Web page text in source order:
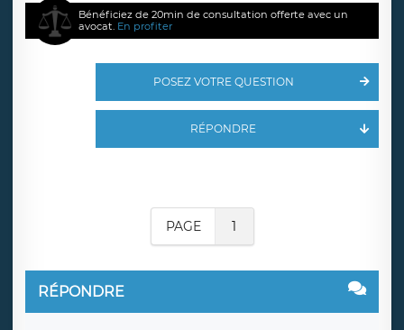
Bénéficiez de 20min de consultation offerte avec un
avocat. En profiter
POSEZ VOTRE QUESTION
RÉPONDRE
PAGE 1
RÉPONDRE